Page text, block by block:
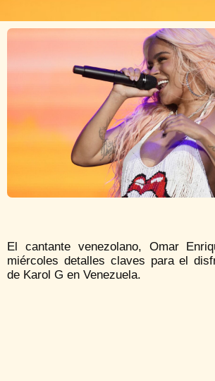
El cantante venezolano, Omar
miércoles detalles claves para el
de Karol G en Venezuela.